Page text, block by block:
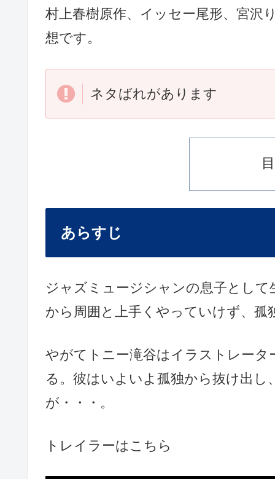
村上春樹原作、イッセー尾形、宮沢
想です。
ネタばれがあります
あらすじ
ジャズミュージシャンの息子とし
から周囲と上手くやっていけず、孤
やがてトニー滝谷はイラストレー
る。彼はいよいよ孤独から抜け出
が・・・。
トレイラーはこちら